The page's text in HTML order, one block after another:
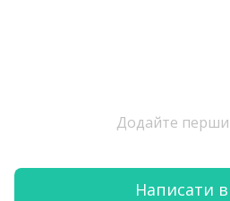
Додайте
Написати